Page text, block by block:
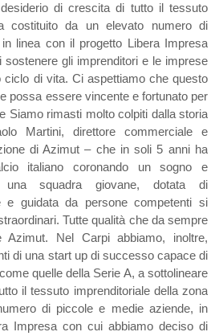
di crescita di tutto il tessuto
costituito da un elevato numero di
linea con il progetto Libera Impresa
gli imprenditori e le imprese
ciclo di vita. Ci aspettiamo che questo
possa essere vincente e fortunato per
Siamo rimasti molto colpiti dalla storia
Martini, direttore commerciale e
di Azimut – che in soli 5 anni ha
italiano coronando un sogno e
squadra giovane, dotata di
e guidata da persone competenti si
Tutte qualità che da sempre
Azimut. Nel Carpi abbiamo, inoltre,
di una start up di successo capace di
quelle della Serie A, a sottolineare
il tessuto imprenditoriale della zona
di piccole e medie aziende, in
Impresa con cui abbiamo deciso di